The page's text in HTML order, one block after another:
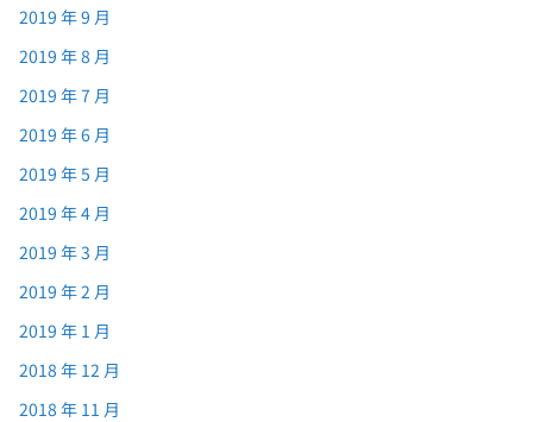
2019 年 9 月
2019 年 8 月
2019 年 7 月
2019 年 6 月
2019 年 5 月
2019 年 4 月
2019 年 3 月
2019 年 2 月
2019 年 1 月
2018 年 12 月
2018 年 11 月